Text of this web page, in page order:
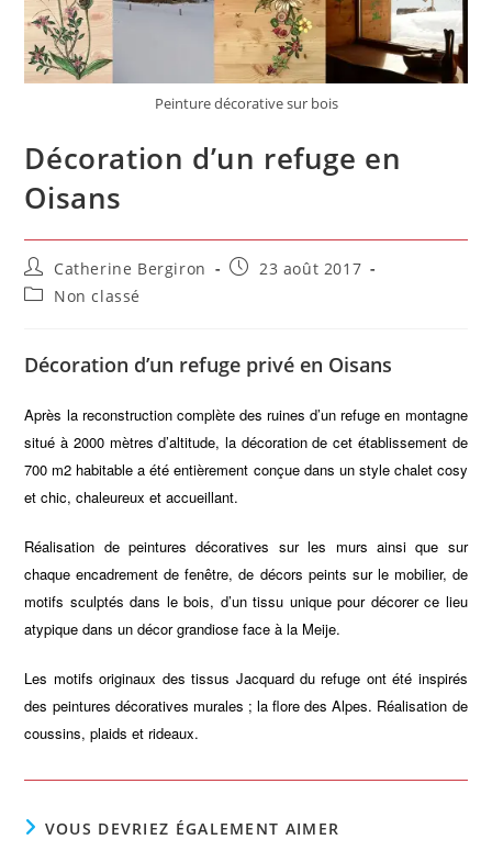
Peinture décorative sur bois
Décoration d’un refuge en
Oisans
Auteur/autrice
de
la
Catherine Bergiron
Publication
23 août 2017
PostNon classé
Décoration d’un refuge privé en Oisans
Après la reconstruction complète des ruines d’un refuge en montagne
situé à 2000 mètres d’altitude, la décoration de cet établissement de
700 m2 habitable a été entièrement conçue dans un style chalet cosy
et chic, chaleureux et accueillant.
Réalisation de peintures décoratives sur les murs ainsi que sur
chaque encadrement de fenêtre, de décors peints sur le mobilier, de
motifs sculptés dans le bois, d’un tissu unique pour décorer ce lieu
atypique dans un décor grandiose face à la Meije.
Les motifs originaux des tissus Jacquard du refuge ont été inspirés
des peintures décoratives murales ; la flore des Alpes. Réalisation de
coussins, plaids et rideaux.
VOUS DEVRIEZ ÉGALEMENT AIMER